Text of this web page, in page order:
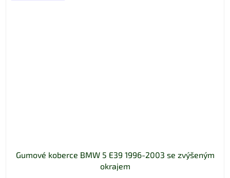
Gumové koberce BMW 5 E39 1996-2003 se zvýšeným
okrajem